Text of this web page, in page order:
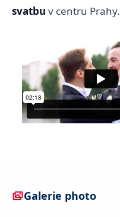
svatbu v centru Prahy.
Galerie photo